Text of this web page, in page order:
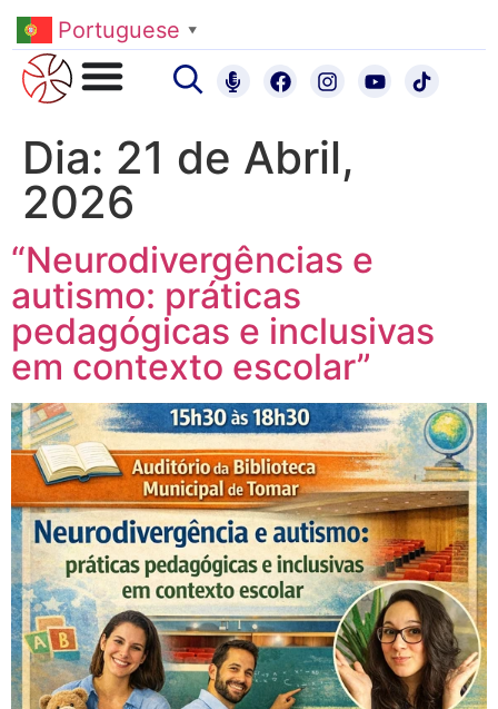
Portuguese ▼
Dia: 21 de Abril,
2026
“Neurodivergências e
autismo: práticas
pedagógicas e inclusivas
em contexto escolar”